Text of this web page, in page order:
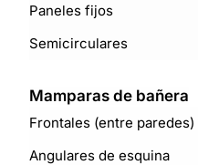
Paneles fijos
Semicirculares
Mamparas de bañera
Frontales (entre paredes)
Angulares de esquina